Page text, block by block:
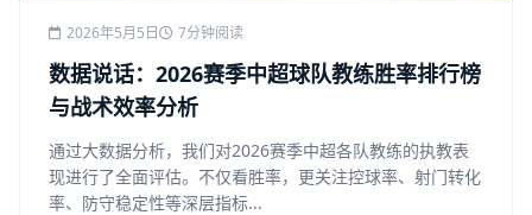
2026年5月5日 7分钟阅读
数据说话：2026赛季中超球队教练胜率排行榜
与战术效率分析
通过大数据分析，我们对2026赛季中超各队教练的执教表
现进行了全面评估。不仅看胜率，更关注控球率、射门转化
率、防守稳定性等深层指标...